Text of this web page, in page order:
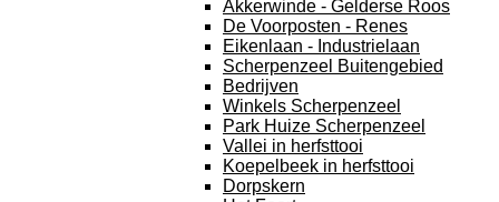
Akkerwinde - Gelderse Roos
De Voorposten - Renes
Eikenlaan - Industrielaan
Scherpenzeel Buitengebied
Bedrijven
Winkels Scherpenzeel
Park Huize Scherpenzeel
Vallei in herfsttooi
Koepelbeek in herfsttooi
Dorpskern